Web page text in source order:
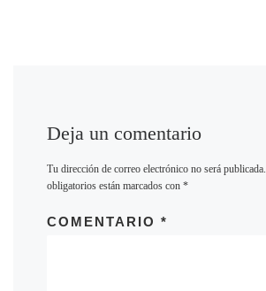
Deja un comentario
Tu dirección de correo electrónico no será publicada.
obligatorios están marcados con *
COMENTARIO *